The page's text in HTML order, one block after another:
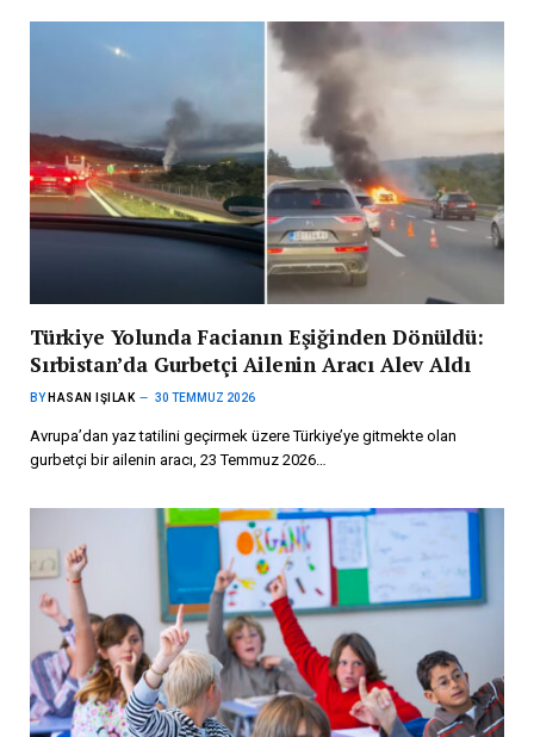
Türkiye Yolunda Facianın Eşiğinden Dönüldü:
Sırbistan’da Gurbetçi Ailenin Aracı Alev Aldı
BY HASAN IŞILAK 30 TEMMUZ 2026
Avrupa’dan yaz tatilini geçirmek üzere Türkiye’ye gitmekte olan
gurbetçi bir ailenin aracı, 23 Temmuz 2026…